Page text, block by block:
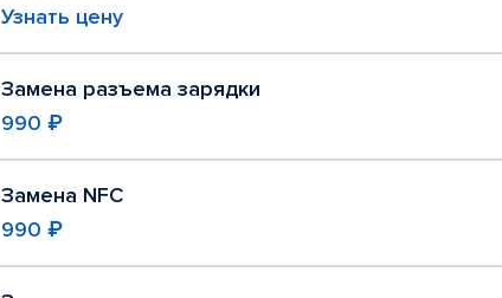
Узнать цену
Замена разъема зарядки
990 ₽
Замена NFC
990 ₽